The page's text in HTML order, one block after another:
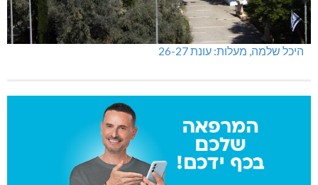
היכל שלמה, מעלות: עונת 26-27